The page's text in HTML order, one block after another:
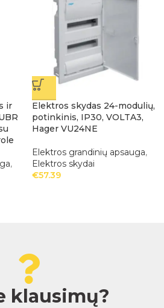
ir
,
Elektros skydas 24-modulių,
potinkinis, IP30, VOLTA3,
Hager VU24NE
Elektros grandinių apsauga,
Elektros skydai
€57.39
klausimų?